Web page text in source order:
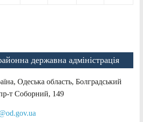
державна адміністрація
Одеська область, Болградський
т Соборний, 149